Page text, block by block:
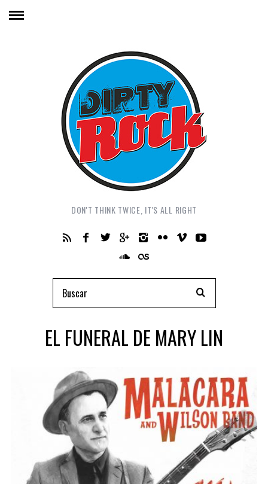
DON'T THINK TWICE, IT'S ALL RIGHT
EL FUNERAL DE MARY LIN